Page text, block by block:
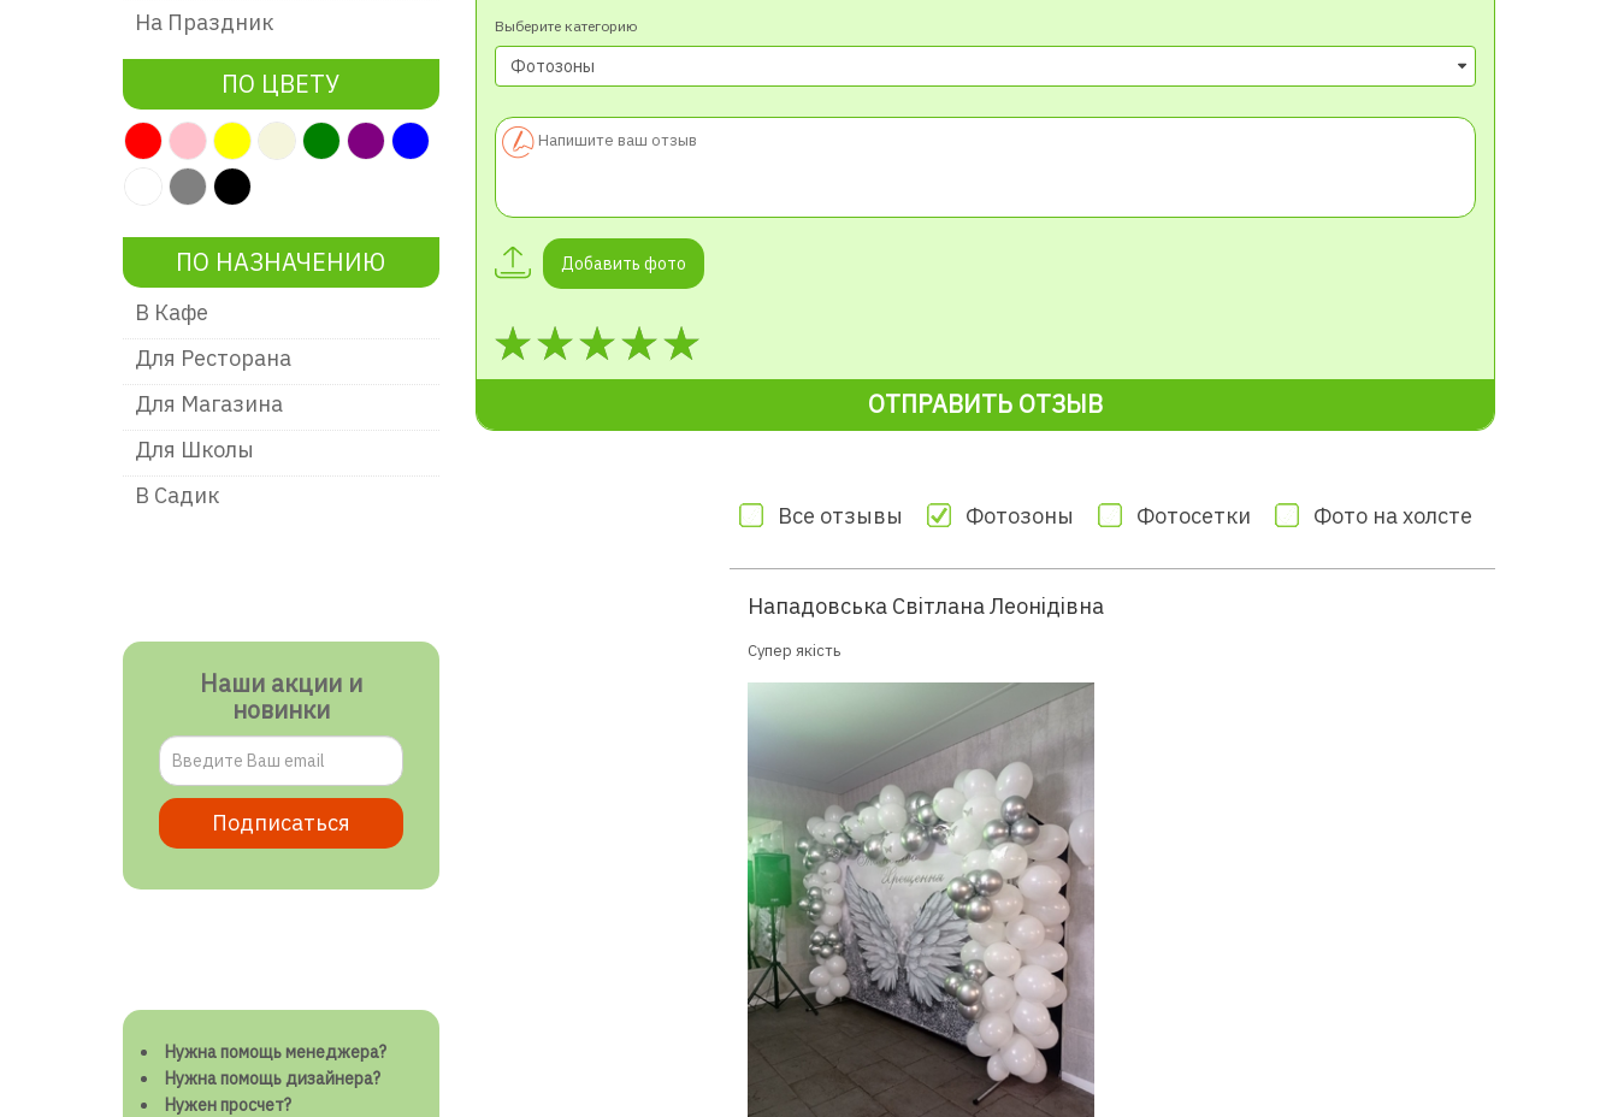
На Праздник
ПО ЦВЕТУ
ПО НАЗНАЧЕНИЮ
В Кафе
Для Ресторана
Для Магазина
Для Школы
В Садик
Наши акции и
новинки
Подписаться
Нужна помощь менеджера?
Нужна помощь дизайнера?
Нужен просчет?
Выберите категорию
Добавить фото
ОТПРАВИТЬ ОТЗЫВ
Все отзывы Фотозоны Фотосетки Фото на холсте
Нападовська Світлана Леонідівна
Супер якість